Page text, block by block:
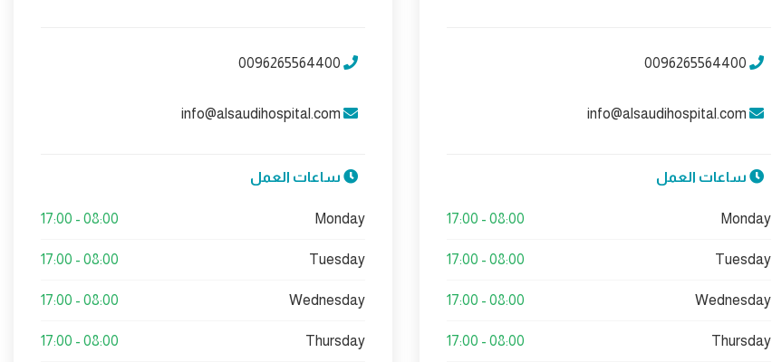
0096265564400
info@alsaudihospital.com
ساعات العمل
Monday
08:00 - 17:00
Tuesday
08:00 - 17:00
Wednesday
08:00 - 17:00
Thursday
08:00 - 17:00
0096265564400
info@alsaudihospital.com
ساعات العمل
Monday
08:00 - 17:00
Tuesday
08:00 - 17:00
Wednesday
08:00 - 17:00
Thursday
08:00 - 17:00